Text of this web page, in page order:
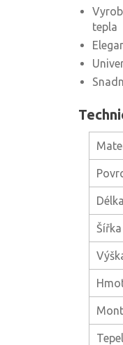
tepla
Délka
Šířka